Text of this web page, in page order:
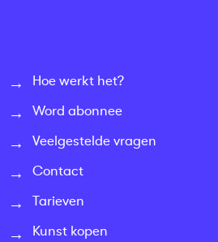
Hoe werkt het?
Word abonnee
Veelgestelde vragen
Contact
Tarieven
Kunst kopen